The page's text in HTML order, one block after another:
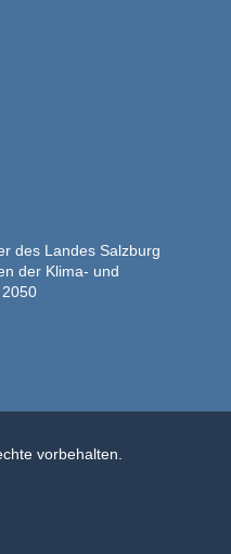
des Landes Salzburg
der Klima- und
vorbehalten.